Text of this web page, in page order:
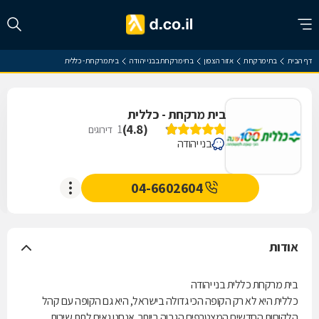
דף הבית בתי מרקחת אזור הצפון בתי מרקחת בבני יהודה בית מרקחת - כללית
בית מרקחת - כללית
(
4.8
)
1 דירוגים
בני יהודה
04-6602604
אודות
בית מרקחת כללית בני יהודה
כללית היא לא רק הקופה הכי גדולה בישראל, היא גם הקופה עם קהל